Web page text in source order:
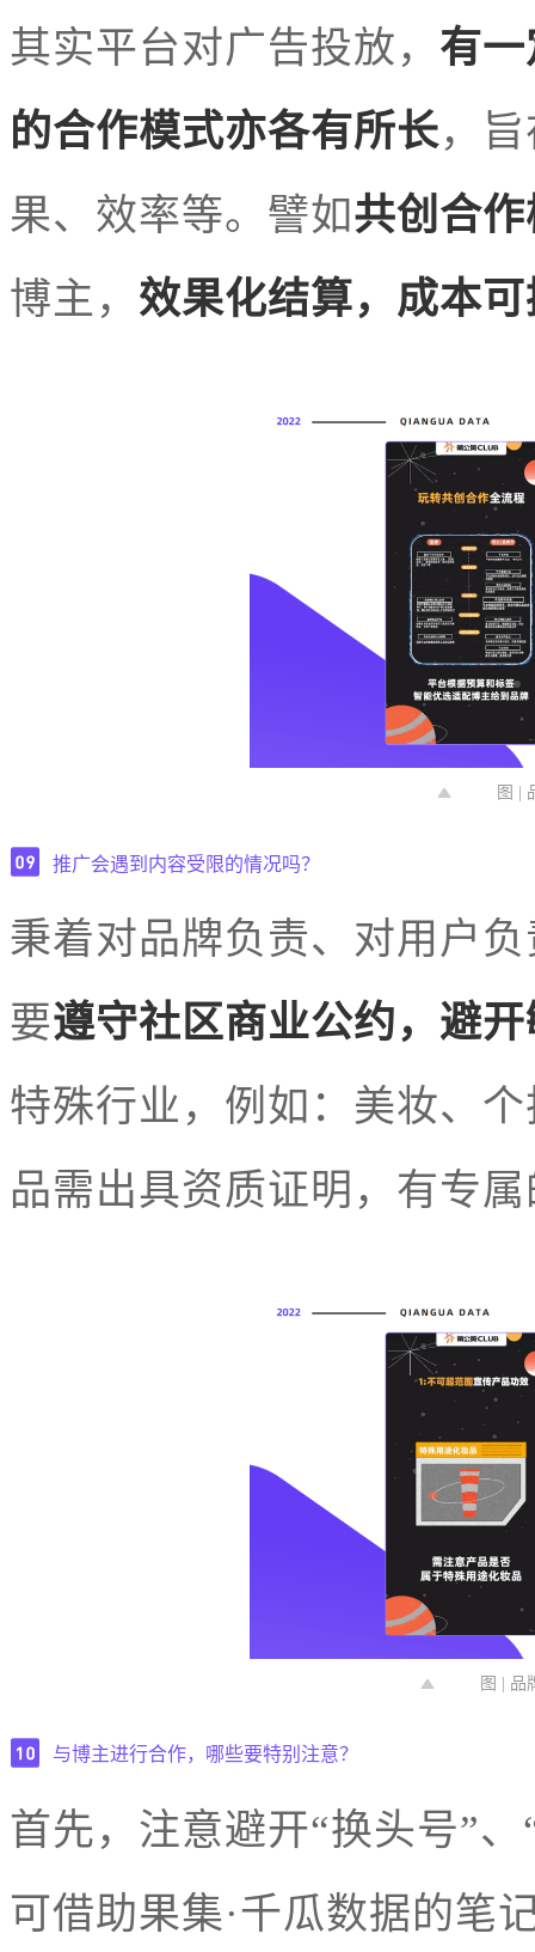
其实平台对广告投放， 有
的合作模式亦各有所长，
果、效率等。譬如共创合
博主， 效果化结算，成本
图 |
推广会遇到内容受限的情况吗？
秉着对品牌负责、对用户
要遵守社区商业公约，避
特殊行业，例如：美妆、
品需出具资质证明，有专
图 | 品
与博主进行合作，哪些要特别注意？
首先，注意避开“换头号”
可借助果集·千瓜数据的笔